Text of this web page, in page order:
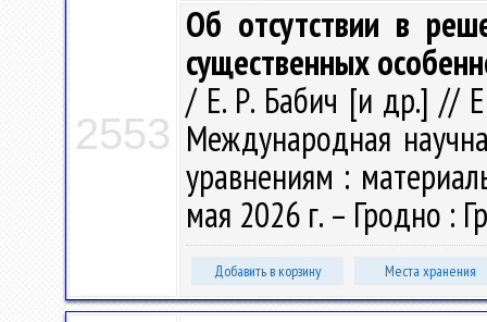
2553
Об отсутствии в
существенных
/ Е. Р. Бабич [и др.] //
Международная
уравнениям :
мая 2026 г. – Гродно :
Добавить в корзину Места хранения